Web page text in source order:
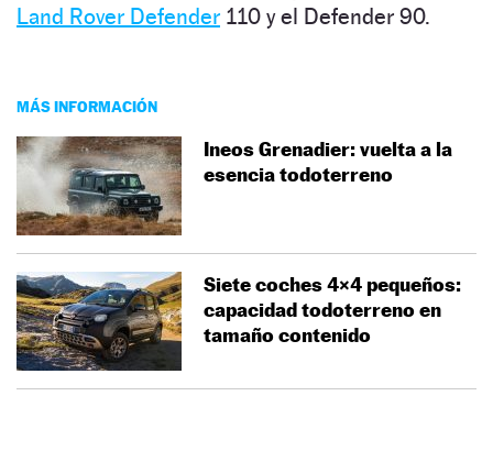
Land Rover Defender 110 y el Defender 90.
MÁS INFORMACIÓN
Ineos Grenadier: vuelta a la
esencia todoterreno
Siete coches 4×4 pequeños:
capacidad todoterreno en
tamaño contenido